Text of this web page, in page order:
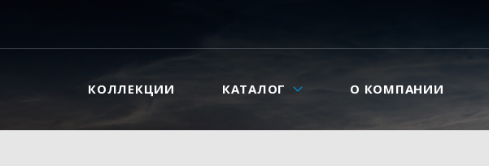
КОЛЛЕКЦИИ КАТАЛОГ О КОМПАНИИ